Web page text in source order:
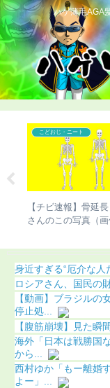
ハゲ薄毛AGA
こどおじ・ニート
【チビ速報】骨延
さんのこの写真（画
身近すぎる“厄介な人
ロシアさん、国民の
【動画】ブラジルの
停止処...
【腹筋崩壊】見た瞬
海外「日本は戦勝国
から...
西村ゆか「もー離婚
よー」...